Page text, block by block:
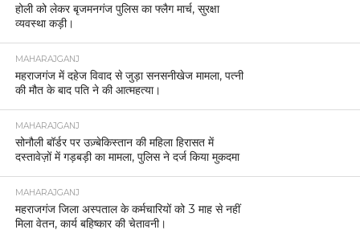
होली को लेकर बृजमनगंज पुलिस का फ्लैग मार्च, सुरक्षा
व्यवस्था कड़ी।
MAHARAJGANJ
महराजगंज में दहेज विवाद से जुड़ा सनसनीखेज मामला, पत्नी
की मौत के बाद पति ने की आत्महत्या।
MAHARAJGANJ
सोनौली बॉर्डर पर उज़्बेकिस्तान की महिला हिरासत में
दस्तावेज़ों में गड़बड़ी का मामला, पुलिस ने दर्ज किया मुकदमा
MAHARAJGANJ
महराजगंज जिला अस्पताल के कर्मचारियों को 3 माह से नहीं
मिला वेतन, कार्य बहिष्कार की चेतावनी।